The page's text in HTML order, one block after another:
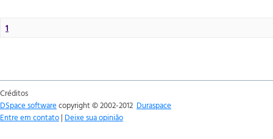
1
Créditos
DSpace softwarecopyright © 2002-2012 Duraspace
Entre em contato | Deixe sua opinião